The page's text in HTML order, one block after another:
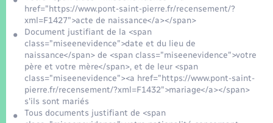
Sécurité - Prévention
Seniors
Transports
Voirie et espace public
href="https://www.pont-saint-pierre.fr/recensement/?
xml=F1427">acte de naissance</a></span>
Document justifiant de la <span
class="miseenevidence">date et du lieu de
naissance</span> de <span class="miseenevidence">votre
père et votre mère</span>, et de leur <span
class="miseenevidence"><a href="https://www.pont-saint-
pierre.fr/recensement/?xml=F1432">mariage</a></span>
s'ils sont mariés
Tous documents justifiant de <span